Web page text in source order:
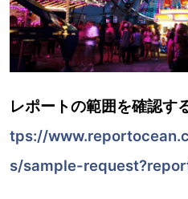
レポートの範囲を確認す
tps://
s/sample-